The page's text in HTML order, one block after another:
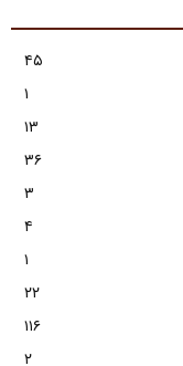
۴۵
۱
۱۳
۳۶
۳
۴
۱
۲۲
۱۱۶